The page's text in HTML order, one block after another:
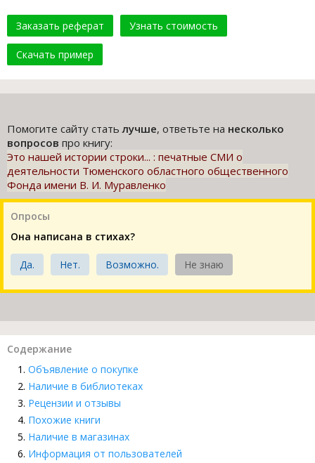
Заказать реферат Узнать стоимость
Скачать пример
Помогите сайту статьлучше, ответьте на несколько
вопросов про книгу:
Это нашей истории строки... : печатные СМИ о
деятельности Тюменского областного общественного
Фонда имени В. И. Муравленко
Опросы
Она написана в стихах?
Да. Нет. Возможно. Не знаю
Содержание
Объявление о покупке
Наличие в библиотеках
Рецензии и отзывы
Похожие книги
Наличие в магазинах
Информация от пользователей